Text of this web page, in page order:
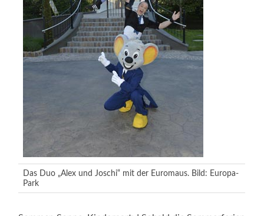
Das Duo „Alex und Joschi“ mit der Euromaus. Bild: Europa-
Park